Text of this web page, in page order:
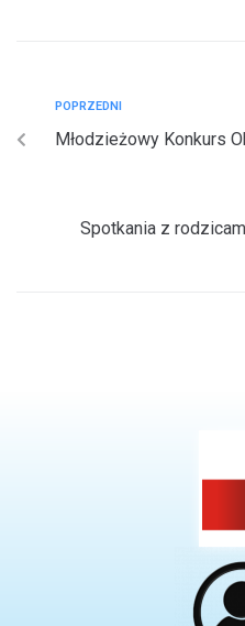
POPRZEDNI
Młodzieżowy Konkurs
Spotkania z